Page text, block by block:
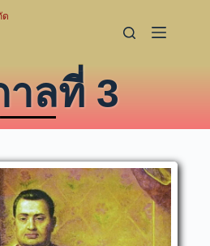
าลที่ 3